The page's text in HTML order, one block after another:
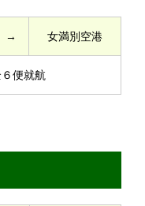
→ 女満別空港
便就航